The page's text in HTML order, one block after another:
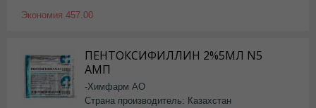
Экономия 457.00
ПЕНТОКСИФИЛЛИН 2%5МЛ N5
АМП
-Химфарм АО
Страна производитель: Казахстан